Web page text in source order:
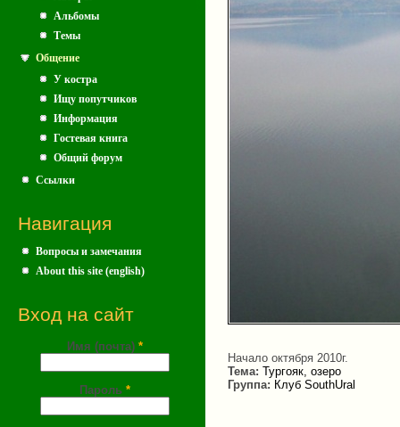
Альбомы
Темы
Общение
У костра
Ищу попутчиков
Информация
Гостевая книга
Общий форум
Ссылки
Навигация
Вопросы и замечания
About this site (english)
Вход на сайт
Имя (почта) *
Пароль *
Начало октября 2010г.
Тема: Тургояк, озеро
Группа: Клуб SouthUral